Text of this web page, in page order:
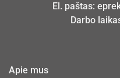
El. paštas:
Darbo
Apie mus